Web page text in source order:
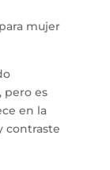
mujer
pero es
en la
contraste